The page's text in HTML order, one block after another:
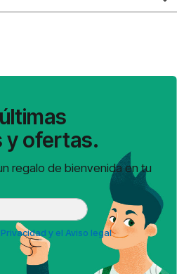
y ofertas.
regalo de bienvenida en tu
y el Aviso legal